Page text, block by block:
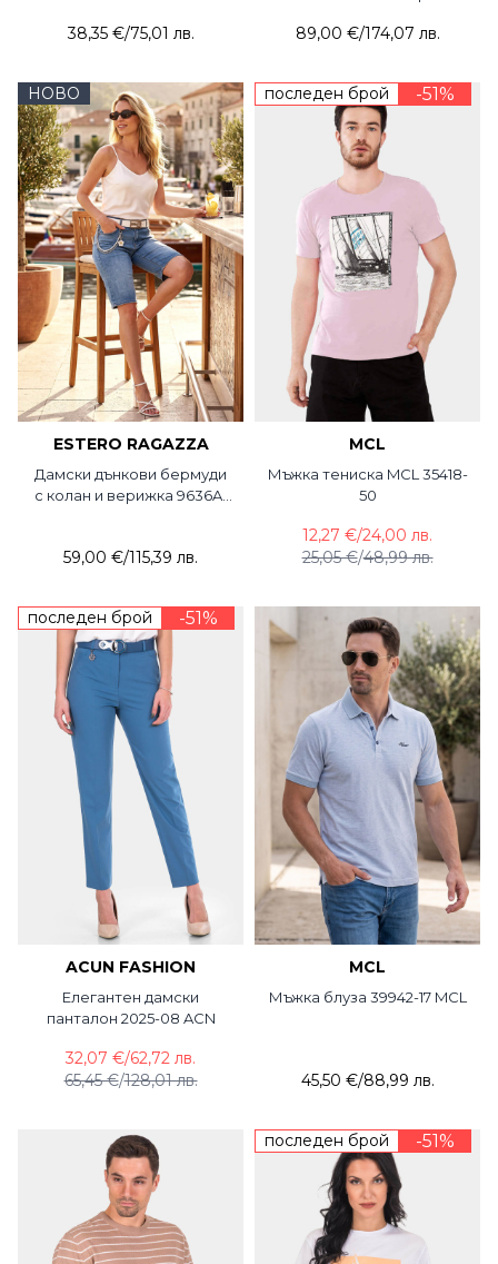
38,35 €/75,01 лв. 89,00 €/174,07 лв.
НОВО
ESTERO RAGAZZA
Дамски дънкови бермуди
с колан и верижка 9636A-
59,00 €/115,39 лв.
последен брой -51%
MCL
Мъжка тениска MCL 35418-
50
25,05 €/48,99 лв.
12,27 €/24,00 лв.
последен брой -51%
ACUN FASHION
Елегантен дамски
панталон 2025-08 ACN
65,45 €/128,01 лв.
32,07 €/62,72 лв.
MCL
Мъжка блуза 39942-17 MCL
45,50 €/88,99 лв.
последен брой -51%